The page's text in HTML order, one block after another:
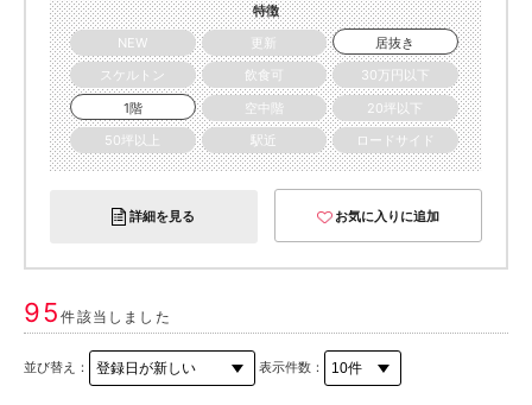
特徴
NEW
更新
居抜き
スケルトン
飲食可
30万円以下
1階
空中階
20坪以下
50坪以上
駅近 ロードサイド
詳細を見る お気に入りに追加
95件該当しました
並び替え： 表示件数：